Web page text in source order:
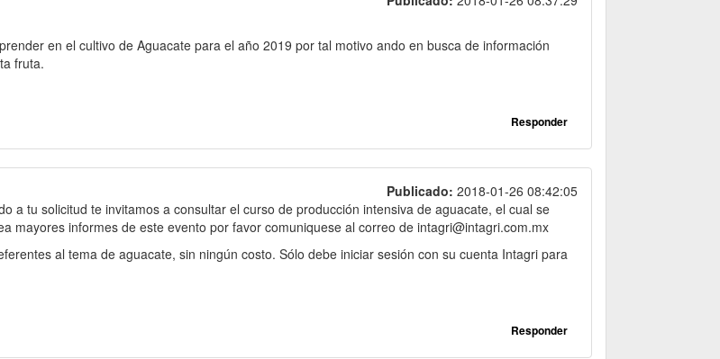
en el cultivo de Aguacate para el año 2019 por tal motivo ando en busca de información
fruta.
Responder
Publicado: 2018-01-26 08:42:05
a tu solicitud te invitamos a consultar el curso de producción intensiva de aguacate, el cual se
mayores informes de este evento por favor comuniquese al correo de intagri@intagri.com.mx
al tema de aguacate, sin ningún costo. Sólo debe iniciar sesión con su cuenta Intagri para
Responder